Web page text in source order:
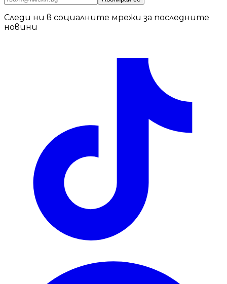
Следи ни в социалните мрежи за последните
новини